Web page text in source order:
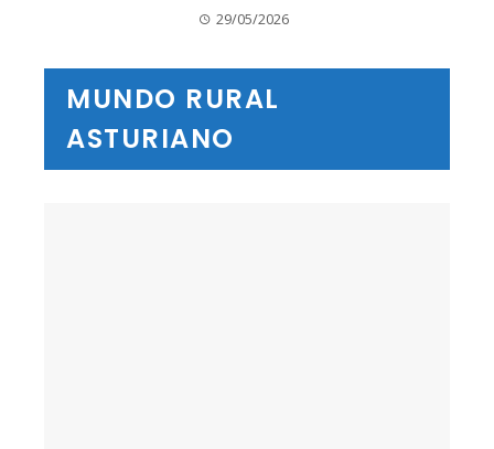
29/05/2026
MUNDO RURAL
ASTURIANO